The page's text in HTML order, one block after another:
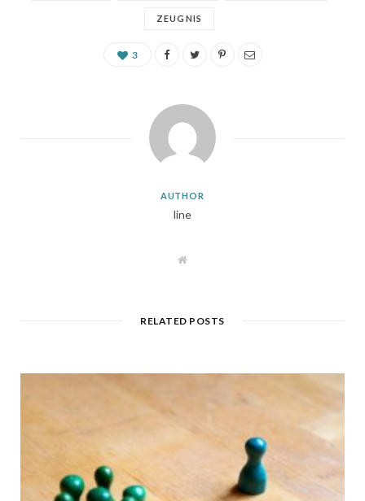
ZEUGNIS
3
AUTHOR
line
W
e
RELATED POSTS